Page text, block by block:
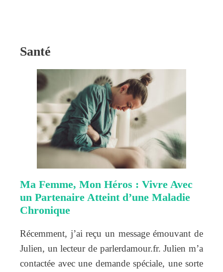
Santé
Ma Femme, Mon Héros : Vivre Avec
un Partenaire Atteint d’une Maladie
Chronique
Récemment, j’ai reçu un message émouvant de
Julien, un lecteur de parlerdamour.fr. Julien m’a
contactée avec une demande spéciale, une sorte